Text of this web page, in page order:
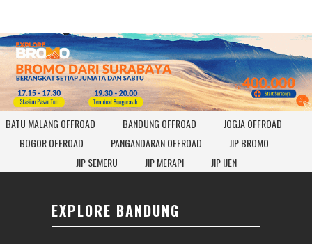
BATU MALANG OFFROAD BANDUNG OFFROAD
JOGJA OFFROAD
BOGOR OFFROAD
PANGANDARAN OFFROAD
JIP BROMO
JIP SEMERU
JIP MERAPI JIP IJEN
EXPLORE BANDUNG